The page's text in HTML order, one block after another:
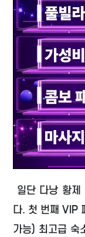
일단 다낭 황제
다. 첫 번째 VIP
가능) 최고급 숙